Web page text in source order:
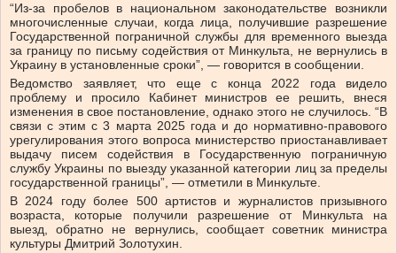
“Из-за пробелов в национальном законодательстве возникли
многочисленные случаи, когда лица, получившие разрешение
Государственной пограничной службы для временного выезда
за границу по письму содействия от Минкульта, не вернулись в
Украину в установленные сроки”, — говорится в сообщении.
Ведомство заявляет, что еще с конца 2022 года видело
проблему и просило Кабинет министров ее решить, внеся
изменения в свое постановление, однако этого не случилось. “В
связи с этим с 3 марта 2025 года и до нормативно-правового
урегулирования этого вопроса министерство приостанавливает
выдачу писем содействия в Государственную пограничную
службу Украины по выезду указанной категории лиц за пределы
государственной границы”, — отметили в Минкульте.
В 2024 году более 500 артистов и журналистов призывного
возраста, которые получили разрешение от Минкульта на
выезд, обратно не вернулись, сообщает советник министра
культуры Дмитрий Золотухин.